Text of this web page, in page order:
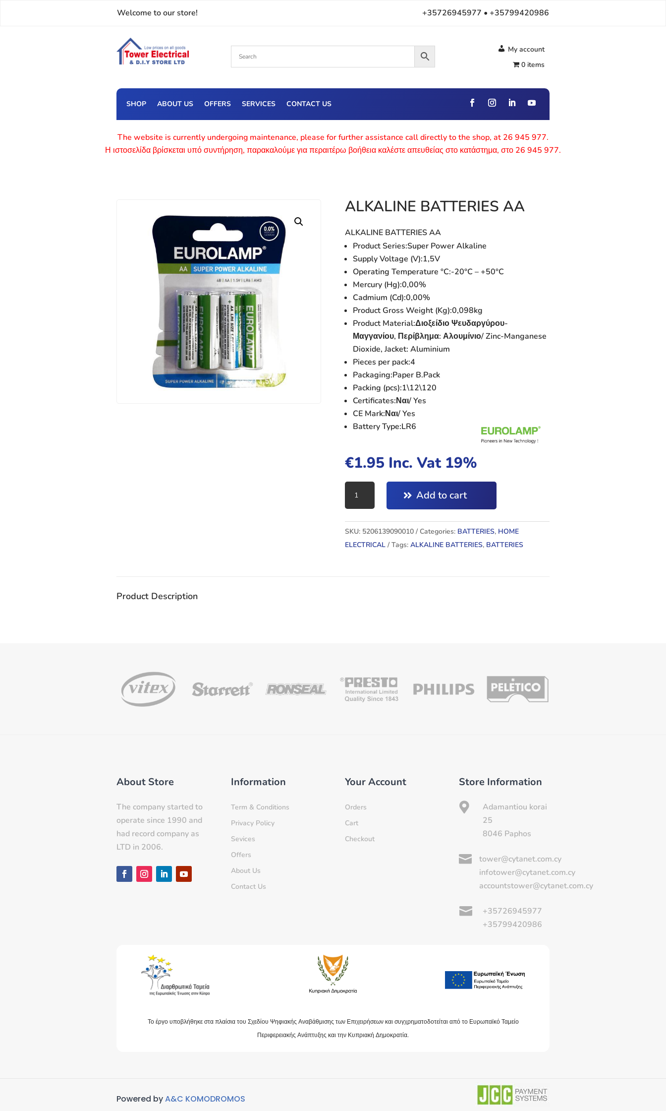
Welcome to our store! +35726945977 • +35799420986
My account
0 items
SHOP ABOUT US OFFERS SERVICES CONTACT US
The website is currently undergoing maintenance, please for further assistance call directly to the shop, at 26 945 977.
Η ιστοσελίδα βρίσκεται υπό συντήρηση, παρακαλούμε για περαιτέρω βοήθεια καλέστε απευθείας στο κατάστημα, στο 26 945 977.
ALKALINE BATTERIES AA
ALKALINE BATTERIES AA
Product Series:Super Power Alkaline
Supply Voltage (V):1,5V
Operating Temperature °C:-20°C – +50°C
Mercury (Hg):0,00%
Cadmium (Cd):0,00%
Product Gross Weight (Kg):0,098kg
Product Material:Διοξείδιο Ψευδαργύρου-
Μαγγανίου, Περίβλημα: Αλουμίνιο/ Zinc-Manganese
Dioxide, Jacket: Aluminium
Pieces per pack:4
Packaging:Paper B.Pack
Packing (pcs):1\12\120
Certificates:Ναι/ Yes
CE Mark:Ναι/ Yes
Battery Type:LR6
€1.95 Inc. Vat 19%
BATTERIES
quantity
Add to cart
SKU: 5206139090010 Categories: BATTERIES, HOME
ELECTRICAL
Tags:ALKALINE BATTERIES, BATTERIES
Product Description
About Store
The company started to
operate since 1990 and
had record company as
LTD in 2006.
Information
Term & Conditions
Privacy Policy
Sevices
Offers
About Us
Contact Us
Your Account
Orders
Cart
Checkout
Store Information

Adamantiou korai
25
8046 Paphos

tower@cytanet.com.cy
infotower@cytanet.com.cy
accountstower@cytanet.com.cy

+35726945977
+35799420986
Το έργο υποβλήθηκε στα πλαίσια του Σχεδίου Ψηφιακής Αναβάθμισης των Επιχειρήσεων και συγχρηματοδοτείται από το Ευρωπαϊκό Ταμείο
Περιφερειακής Ανάπτυξης και την Κυπριακή Δημοκρατία.
Powered byA&C KOMODROMOS